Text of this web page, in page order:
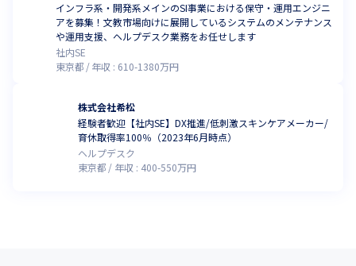
インフラ系・開発系メインのSI事業における保守・運用エンジニ
アを募集！文教市場向けに展開しているシステムのメンテナンス
や運用支援、ヘルプデスク業務をお任せします
社内SE
東京都
年収 : 610-1380万円
株式会社希松
経験者歓迎【社内SE】DX推進/低刺激スキンケアメーカー/
育休取得率100％（2023年6月時点）
ヘルプデスク
東京都
年収 : 400-550万円